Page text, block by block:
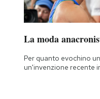
La moda
Per quanto evochino
un'invenzione recente